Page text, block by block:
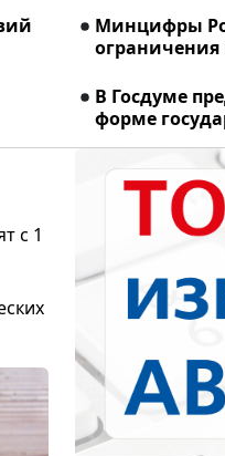
Минцифры
ограничения
В Госдуме
форме
с 1